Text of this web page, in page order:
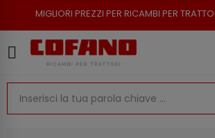
PREZZI PER RICAMBI PER TRATTORI -